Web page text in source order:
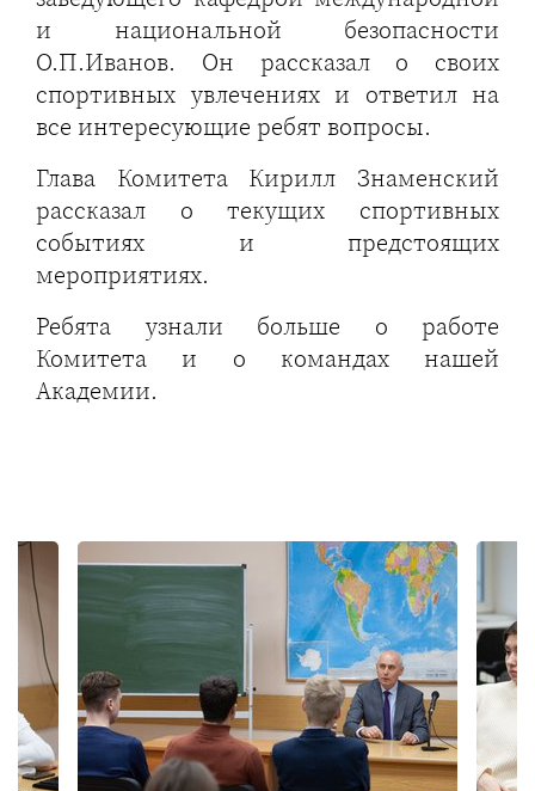
и национальной безопасности
О.П.Иванов. Он рассказал о своих
спортивных увлечениях и ответил на
все интересующие ребят вопросы.
Глава Комитета Кирилл Знаменский
рассказал о текущих спортивных
событиях и предстоящих
мероприятиях.
Ребята узнали больше о работе
Комитета и о командах нашей
Академии.